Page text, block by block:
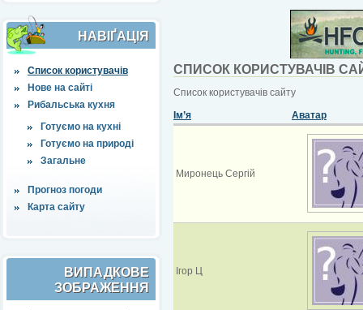
НАВІҐАЦІЯ
Список користувачів
Нове на сайті
Рибальська кухня
Готуємо на кухні
Готуємо на природі
Загальне
Прогноз погоди
Карта сайту
ВИПАДКОВЕ
ЗОБРАЖЕННЯ
СПИСОК КОРИСТУВАЧІВ
Список користувачів сайту
Ім’я
Аватар
Миронець Сергій
Ігор Ц